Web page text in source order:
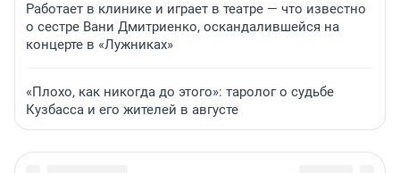
Работает в клинике и играет в театре — что известно
о сестре Вани Дмитриенко, оскандалившейся на
концерте в «Лужниках»
«Плохо, как никогда до этого»: таролог о судьбе
Кузбасса и его жителей в августе